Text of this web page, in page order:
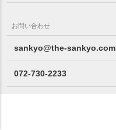
お問い合わせ
sankyo@the-sankyo.com
072-730-2233